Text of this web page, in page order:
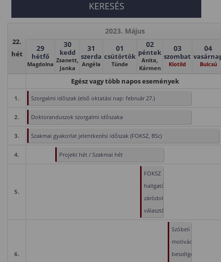
22.
hét
2023. Május
29
hétfő
Magdolna
30
kedd
Zsanett,
Janka
31
szerda
Angéla
01
csütörtök
Tünde
02
péntek
Anita,
Kármen
03
szombat
Klotild
04
Bulcsú
Egész vagy több napos események
1. Szorgalmi időszak (első oktatási nap: február 27.)
2. Doktoranduszok szorgalmi időszaka
3. Szakmai gyakorlat jelentkezési időszak (FOKSZ, BSc)
4. Projekt hét / Szakmai hét
5.
FOKSZ
hallgatók
záródolgozattéma-
választása
6.
Szóbeli
motivációs
beszélgetés